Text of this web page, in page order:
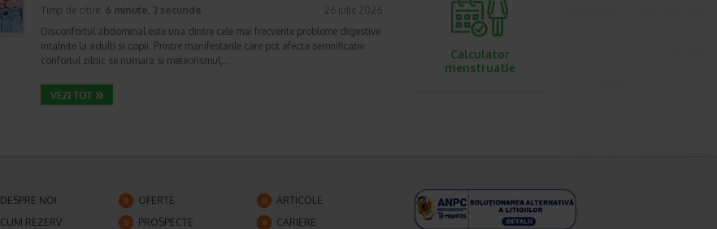
Timp de citire: 6 minute, 3 secunde
26 iulie 2026
Disconfortul abdominal este una dintre cele mai frecvente probleme digestive
intalnite la adulti si copii. Printre manifestarile care pot afecta semnificativ
confortul zilnic se numara si meteorismul,…
Calculator
menstruatie
DESPRE NOI OFERTE
ARTICOLE
CUM REZERV
PROSPECTE
CARIERE